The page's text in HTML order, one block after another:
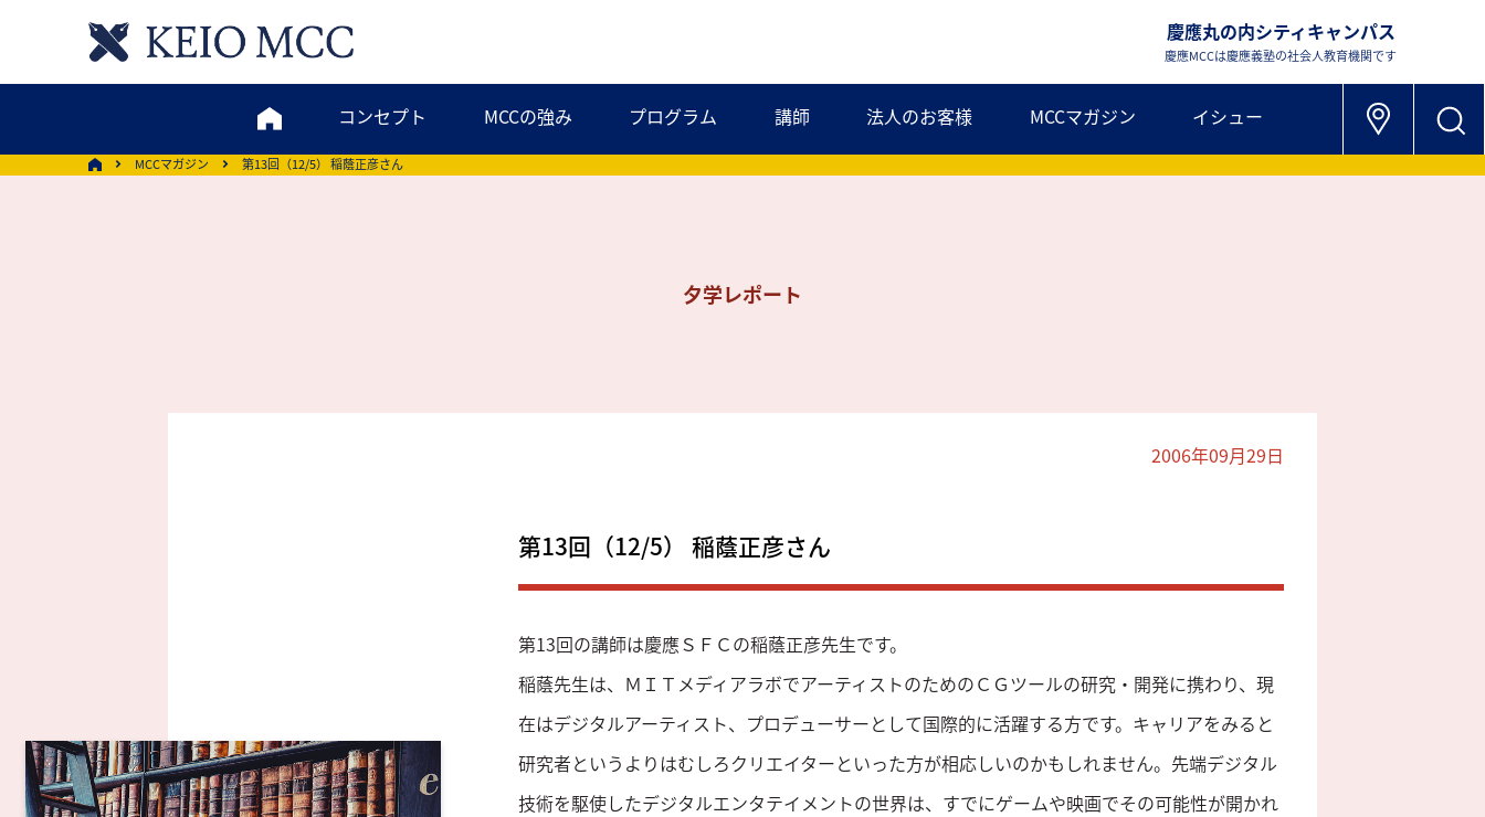
慶應丸の内シティキャンパス
慶應MCCは慶應義塾の社会人教育機関です
コンセプト MCCの強み プログラム 講師 法人のお客様 MCCマガジン イシュー
MCCマガジン 第13回（12/5） 稲蔭正彦さん
夕学レポート
2006年09月29日
第13回（12/5） 稲蔭正彦さん
第13回の講師は慶應ＳＦＣの稲蔭正彦先生です。
稲蔭先生は、ＭＩＴメディアラボでアーティストのためのＣＧツールの研究・開発に携わり、現
在はデジタルアーティスト、プロデューサーとして国際的に活躍する方です。キャリアをみると
研究者というよりはむしろクリエイターといった方が相応しいのかもしれません。先端デジタル
技術を駆使したデジタルエンタテイメントの世界は、すでにゲームや映画でその可能性が開かれ